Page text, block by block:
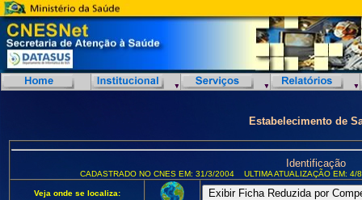
Estabelecimento de
Identificação
CADASTRADO NO CNES EM: 31/3/2004 ULTIMA ATUALIZAÇÃO EM:
Veja onde se localiza: